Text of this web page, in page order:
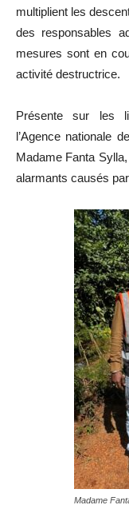
multiplient les
des responsables
mesures sont en
activité destructrice.
Présente sur les
l’Agence nationale
Madame Fanta
alarmants causés
Madame